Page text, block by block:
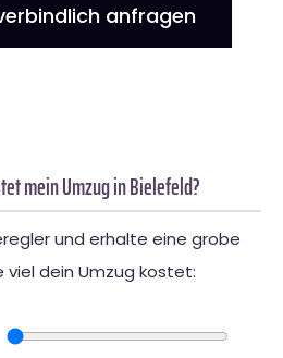
anfragen
mein Umzug in Bielefeld?
und erhalte eine grobe
viel dein Umzug kostet: